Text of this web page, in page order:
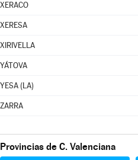
XERACO
XERESA
XIRIVELLA
YÁTOVA
YESA (LA)
ZARRA
Provincias de C. Valenciana